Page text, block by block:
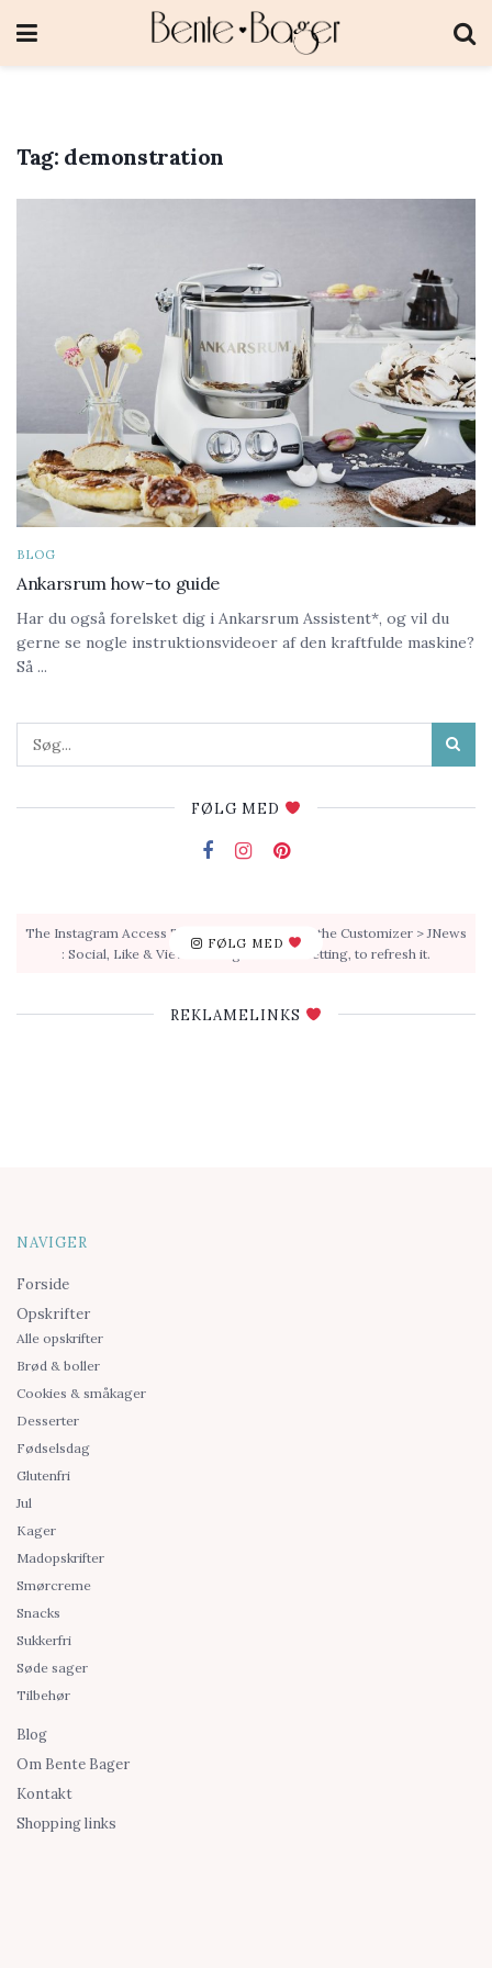
Tag: demonstration
BLOG
Ankarsrum how-to guide
Har du også forelsket dig i Ankarsrum Assistent*, og vil du
gerne se nogle instruktionsvideoer af den kraftfulde maskine?
Så ...
FØLG MED
FØLG MED
The Instagram Access Token is expired, Go to the Customizer > JNews
: Social, Like & View > Instagram Feed Setting, to refresh it.
REKLAMELINKS
NAVIGER
Forside
Opskrifter
Alle opskrifter
Brød & boller
Cookies & småkager
Desserter
Fødselsdag
Glutenfri
Jul
Kager
Madopskrifter
Smørcreme
Snacks
Sukkerfri
Søde sager
Tilbehør
Blog
Om Bente Bager
Kontakt
Shopping links